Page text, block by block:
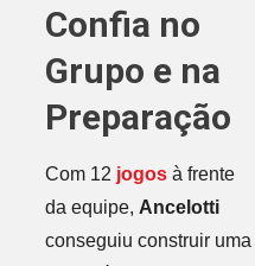
Confia no
Grupo e na
Preparação
Com 12 jogosà frente
da equipe, Ancelotti
conseguiu construir uma